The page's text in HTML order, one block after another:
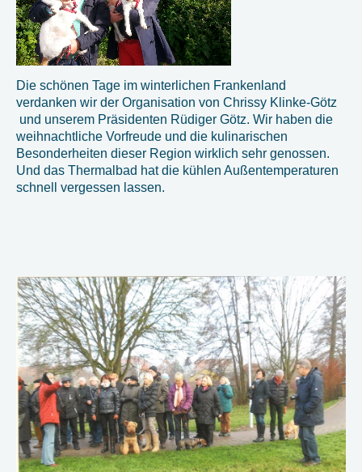
Die schönen Tage im winterlichen Frankenland
verdanken wir der Organisation von Chrissy Klinke-Götz
und unserem Präsidenten Rüdiger Götz. Wir haben die
weihnachtliche Vorfreude und die kulinarischen
Besonderheiten dieser Region wirklich sehr genossen.
Und das Thermalbad hat die kühlen Außentemperaturen
schnell vergessen lassen.